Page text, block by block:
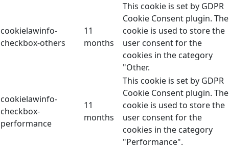
cookielawinfo-
checkbox-others
11
months
This cookie is set by GDPR
Cookie Consent plugin. The
cookie is used to store the
user consent for the
cookies in the category
"Other.
cookielawinfo-
checkbox-
performance
11
months
This cookie is set by GDPR
Cookie Consent plugin. The
cookie is used to store the
user consent for the
cookies in the category
"Performance".